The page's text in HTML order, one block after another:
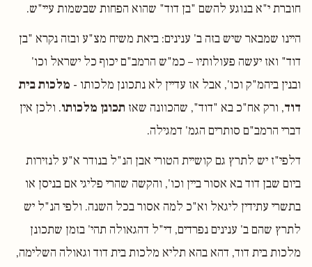
חוברת י"א בנוגע להשם "בן דוד" שהוא הפחות שבשמות עיי"ש.
היינו שמבאר שיש בזה ב' ענינים: ביאת משיח מצ"ע ובזה נקרא "בן
דוד" ואז יעשה פעולותיו – כמ"ש הרמב"ם יכוף כל ישראל וכו'
ובנין ביהמ"ק וכו', אבל אז עדיין לא נתכונן מלכותו - מלכות בית
דוד, ורק אח"כ בא "דוד", שהכוונה שאז תכונן מלכותו. ולכן אין
דברי הרמב"ם סותרים הגמ' דמגילה.
דלפי"ז יש לתרץ גם קושיית הטורי אבן הנ"ל בנודר א"ע לנזירות
ביום שבן דוד בא אסור ביין וכו', והקשה שהרי פליגי אם בניסן או
בתשרי עתידין ליגאל וא"כ למה אסור בכל השנה. ולפי הנ"ל יש
לתרץ שהם ב' ענינים נפרדים, די"ל דהגאולה תהי' בזמן שתכונן
מלכות בית דוד, דהא בהא תליא מלכות בית דוד וגאולה השלימה,